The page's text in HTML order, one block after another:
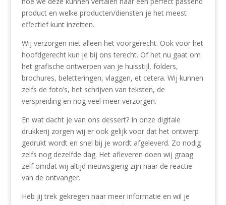
product en welke producten/diensten je het meest
effectief kunt inzetten.
Wij verzorgen niet alleen het voorgerecht. Ook voor het
hoofdgerecht kun je bij ons terecht. Of het nu gaat om
het grafische ontwerpen van je huisstijl, folders,
brochures, beletteringen, vlaggen, et cetera. Wij kunnen
zelfs de foto’s, het schrijven van teksten, de
verspreiding en nog veel meer verzorgen.
En wat dacht je van ons dessert? In onze digitale
drukkerij zorgen wij er ook gelijk voor dat het ontwerp
gedrukt wordt en snel bij je wordt afgeleverd. Zo nodig
zelfs nog dezelfde dag. Het afleveren doen wij graag
zelf omdat wij altijd nieuwsgierig zijn naar de reactie
van de ontvanger.
Heb jij trek gekregen naar meer informatie en wil je